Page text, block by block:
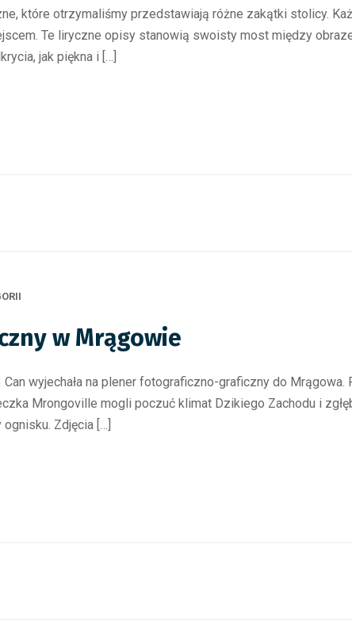
które otrzymaliśmy przedstawiają różne zakątki stolicy.
Te liryczne opisy stanowią swoisty most między
jak piękna i […]
w Mrągowie
wyjechała na plener fotograficzno-graficzny do
Mrongoville mogli poczuć klimat Dzikiego Zachodu i
Zdjęcia […]